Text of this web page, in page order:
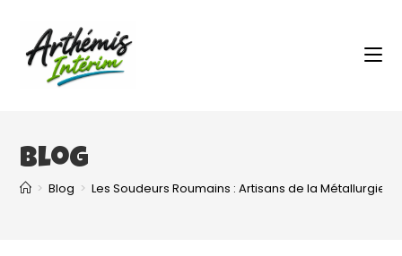
Blog
> Blog > Les Soudeurs Roumains : Artisans de la Métallurgie